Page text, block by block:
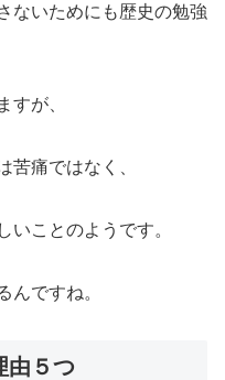
ないためにも歴史の勉強
すが、
苦痛ではなく、
いことのようです。
んですね。
由５つ